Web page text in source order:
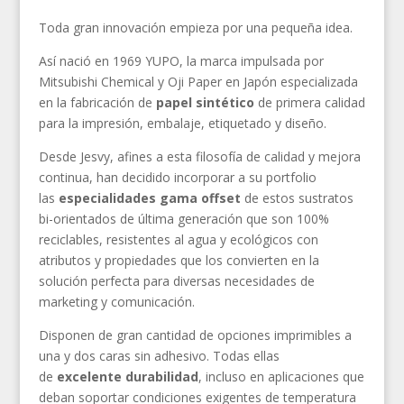
Toda gran innovación empieza por una pequeña idea.
Así nació en 1969 YUPO, la marca impulsada por
Mitsubishi Chemical y Oji Paper en Japón especializada
en la fabricación de papel sintético de primera calidad
para la impresión, embalaje, etiquetado y diseño.
Desde Jesvy, afines a esta filosofía de calidad y mejora
continua, han decidido incorporar a su portfolio
las especialidades gama offset de estos sustratos
bi-orientados de última generación que son 100%
reciclables, resistentes al agua y ecológicos con
atributos y propiedades que los convierten en la
solución perfecta para diversas necesidades de
marketing y comunicación.
Disponen de gran cantidad de opciones imprimibles a
una y dos caras sin adhesivo. Todas ellas
de excelente durabilidad, incluso en aplicaciones que
deban soportar condiciones exigentes de temperatura